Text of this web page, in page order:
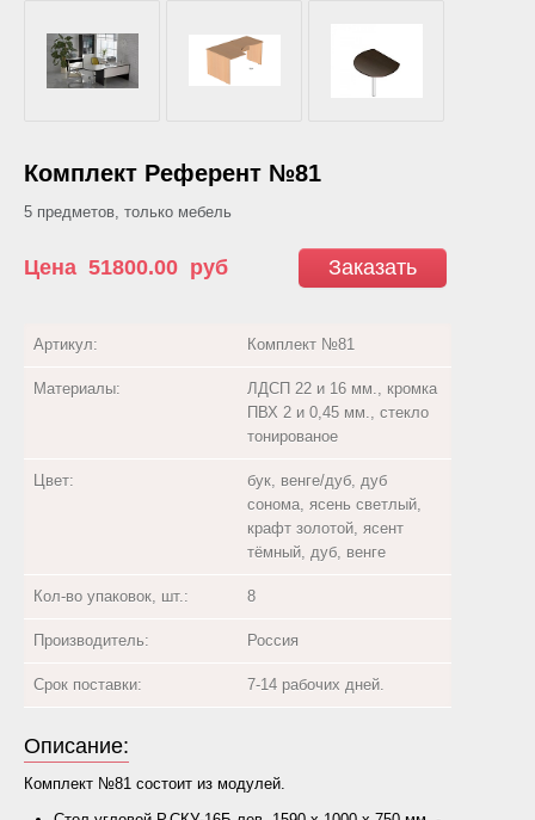
КОНТАКТЫ
Комплект Референт №81
5 предметов, только мебель
Заказать
Цена 51800.00 руб
Артикул: Комплект №81
Материалы:
ЛДСП 22 и 16 мм., кромка
ПВХ 2 и 0,45 мм., стекло
тонированое
Цвет:
бук, венге/дуб, дуб
сонома, ясень светлый,
крафт золотой, ясент
тёмный, дуб, венге
Кол-во упаковок, шт.: 8
Производитель: Россия
Срок поставки: 7-14 рабочих дней.
Описание:
Комплект №81 состоит из модулей.